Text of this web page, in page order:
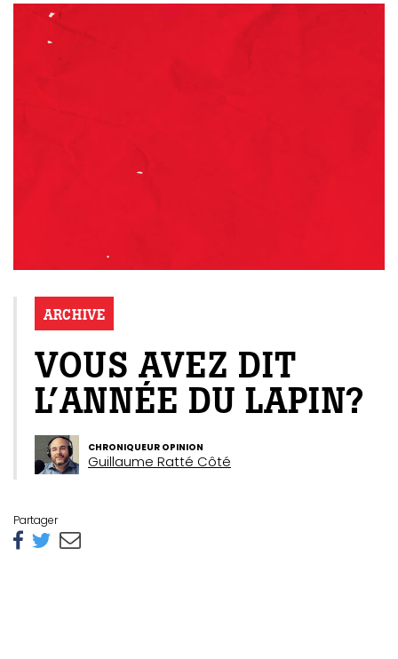
ARCHIVE
VOUS AVEZ DIT
L’ANNÉE DU LAPIN?
CHRONIQUEUR OPINION
Guillaume Ratté Côté
Partager